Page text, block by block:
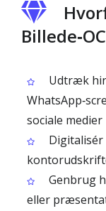
Udtræk
sociale medier
Genbrug
eller